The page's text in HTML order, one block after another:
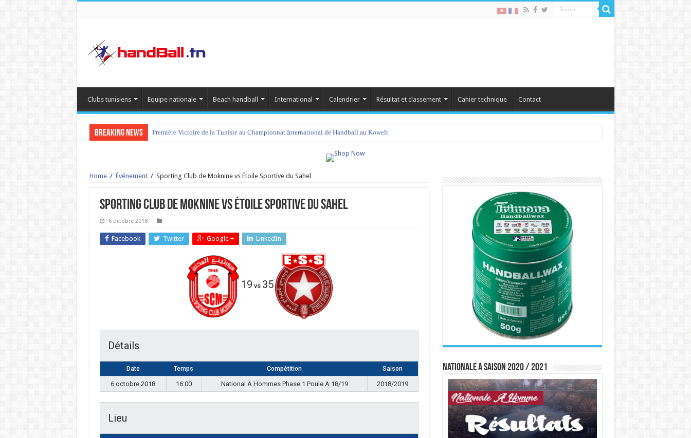
Clubs tunisiens Equipe nationale Beach handball International Calendrier Résultat et classement Cahier technique Contact
Breaking News Première Victoire de la Tunisie au Championnat International de Handball au Koweït
tournoi international Hammamet 2023 : programme et liste des joueurs convoqués
Home / Événement / Sporting Club de Moknine vs Étoile Sportive du Sahel
Sporting Club de Moknine vs Étoile Sportive du Sahel
6 octobre 2018
Facebook Twitter Google + LinkedIn
19 vs 35
Détails
Date Temps Compétition Saison
6 octobre 2018 16:00 National A Hommes Phase 1 Poule A 18/19 2018/2019
Lieu
Nationale A saison 2020 / 2021